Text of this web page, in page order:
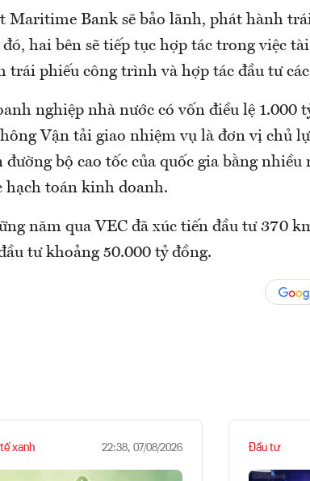
Maritime Bank sẽ bảo lãnh, phát hành
đó, hai bên sẽ tiếp tục hợp tác trong việc
trái phiếu công trình và hợp tác đầu tư
nghiệp nhà nước có vốn điều lệ 1.000
Vận tải giao nhiệm vụ là đơn vị chủ
bộ cao tốc của quốc gia bằng
hạch toán kinh doanh.
năm qua VEC đã xúc tiến đầu tư 370
tư khoảng 50.000 tỷ đồng.
xanh 22:38, 07/08/2026 Đầu tư